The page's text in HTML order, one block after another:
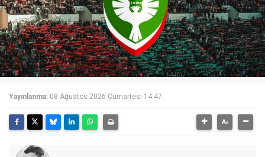
Yayınlanma: 08 Ağustos 2026 Cumartesi 14:47